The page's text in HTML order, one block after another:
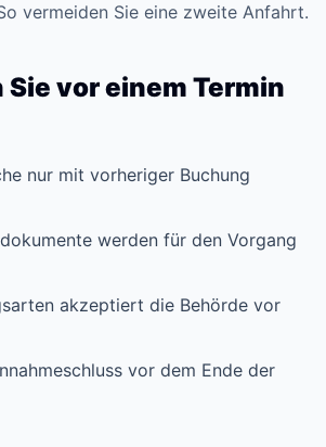
vermeiden Sie eine zweite Anfahrt.
Sie vor einem Termin
nur mit vorheriger Buchung
werden für den Vorgang
akzeptiert die Behörde vor
vor dem Ende der